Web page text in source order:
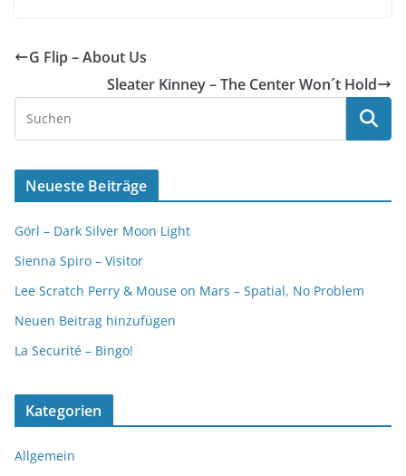
G Flip – About Us
Sleater Kinney – The Center Won´t Hold
Neueste Beiträge
Görl – Dark Silver Moon Light
Sienna Spiro – Visitor
Lee Scratch Perry & Mouse on Mars – Spatial, No Problem
Neuen Beitrag hinzufügen
La Securité – Bingo!
Kategorien
Allgemein